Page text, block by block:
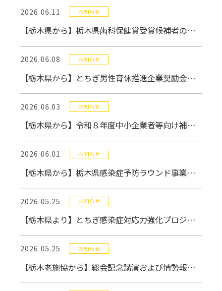
2026.06.11 お知らせ
【栃木県から】栃木県歯科保健賞受賞候補者の推薦について
2026.06.08 お知らせ
【栃木県から】とちぎ男性育休推進企業奨励金のご案内
2026.06.03 お知らせ
【栃木県から】令和８年度中小企業者等向け補助金事業について
2026.06.01 お知らせ
【栃木県から】栃木県感染症予防ラウンド事業の実施について
2026.05.25 お知らせ
【栃木県より】とちぎ感染症対応力強化プロジェクトに係る研修会の開催について
2026.05.25 お知らせ
【栃木老施協から】総会記念講演および情勢報告資料について